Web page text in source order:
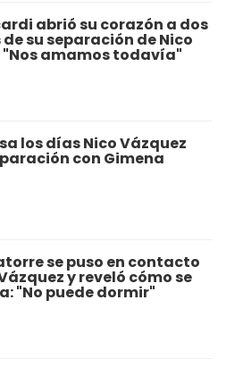
abrió su corazón a dos
su separación de Nico
"Nos amamos todavía"
los días Nico Vázquez
con Gimena
se puso en contacto
y reveló cómo se
"No puede dormir"